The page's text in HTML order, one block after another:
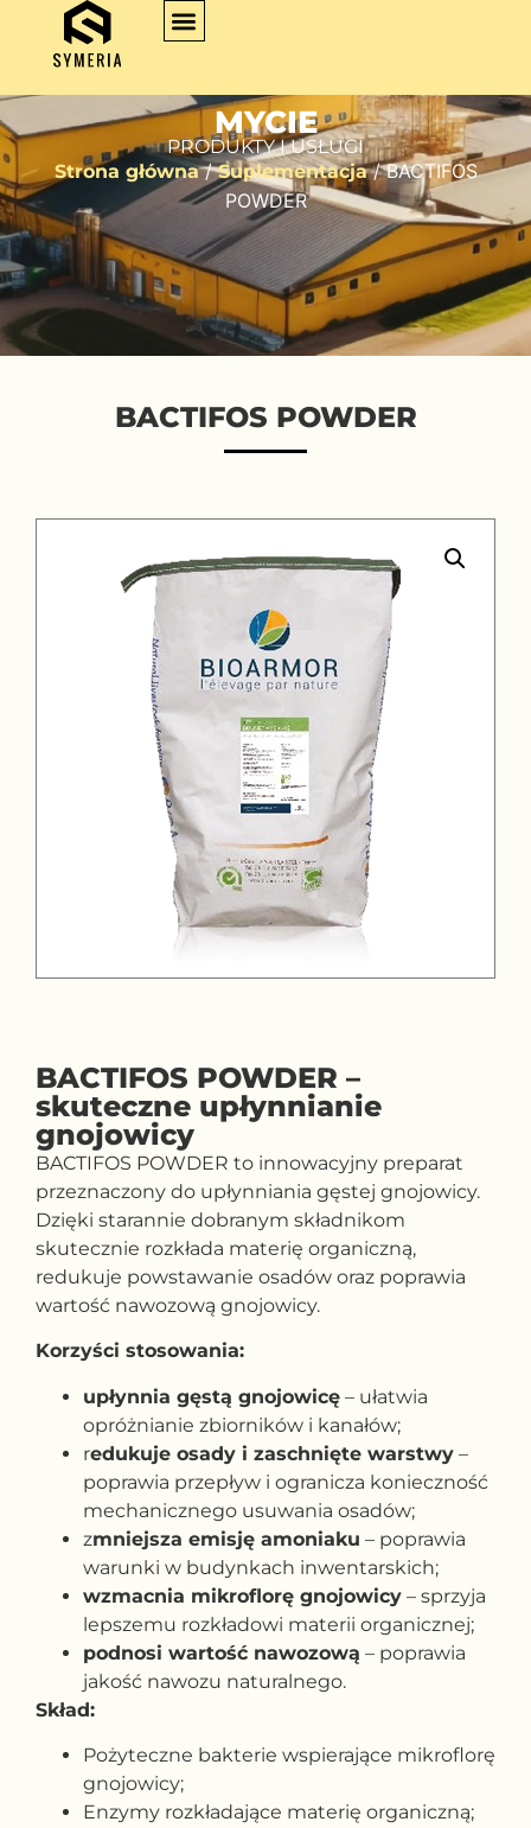
MYCIE
PRODUKTY I USŁUGI
Strona główna/Suplementacja/ BACTIFOS
POWDER
BACTIFOS POWDER
BACTIFOS POWDER –
skuteczne upłynnianie
gnojowicy
BACTIFOS POWDER to innowacyjny preparat
przeznaczony do upłynniania gęstej gnojowicy.
Dzięki starannie dobranym składnikom
skutecznie rozkłada materię organiczną,
redukuje powstawanie osadów oraz poprawia
wartość nawozową gnojowicy.
Korzyści stosowania:
upłynnia gęstą gnojowicę – ułatwia
opróżnianie zbiorników i kanałów;
redukuje osady i zaschnięte warstwy –
poprawia przepływ i ogranicza konieczność
mechanicznego usuwania osadów;
zmniejsza emisję amoniaku – poprawia
warunki w budynkach inwentarskich;
wzmacnia mikroflorę gnojowicy – sprzyja
lepszemu rozkładowi materii organicznej;
podnosi wartość nawozową – poprawia
jakość nawozu naturalnego.
Skład:
Pożyteczne bakterie wspierające mikroflorę
gnojowicy;
Enzymy rozkładające materię organiczną;